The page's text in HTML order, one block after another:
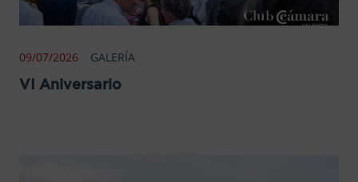
09/07/2026 GALERÍA
VI Aniversario